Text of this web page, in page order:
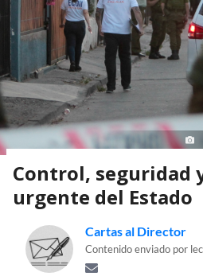
Control, seguridad
urgente del Estado
Cartas al Director
Contenido enviado por